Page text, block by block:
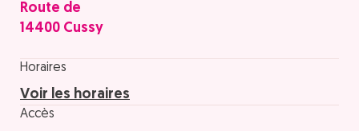
Route de
14400 Cussy
Horaires
Voir les horaires
Accès